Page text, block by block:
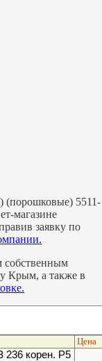
(порошковые) 5511-
магазине
заявку по
собственным
Крым, а также в
Цена
корен. Р5